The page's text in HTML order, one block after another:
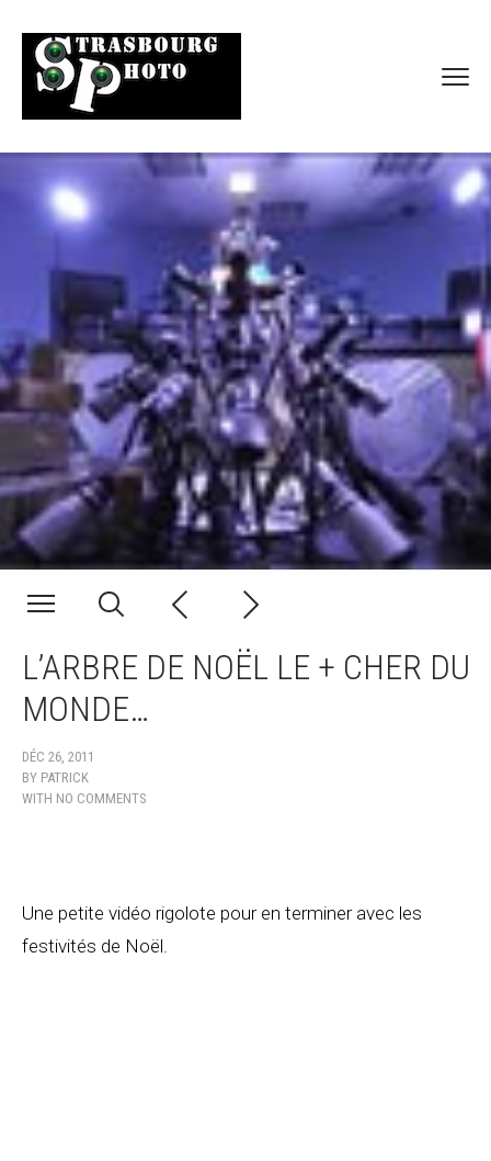
L’ARBRE DE NOËL LE + CHER DU
MONDE…
DÉC 26, 2011
BY PATRICK
WITH NO COMMENTS
Une petite vidéo rigolote pour en terminer avec les
festivités de Noël.